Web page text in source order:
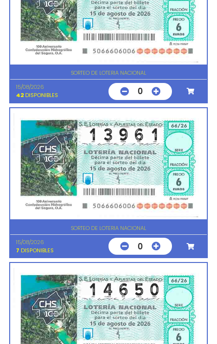
SORTEO DE LOTERIA NACIONAL
15/08/2026
42 DISPONIBLES 0
SORTEO DE LOTERIA NACIONAL
15/08/2026
7 DISPONIBLES 0